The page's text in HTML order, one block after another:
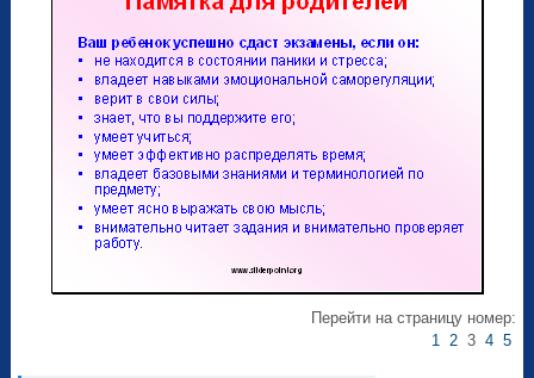
Перейти на страницу номер:
1 23 4 5